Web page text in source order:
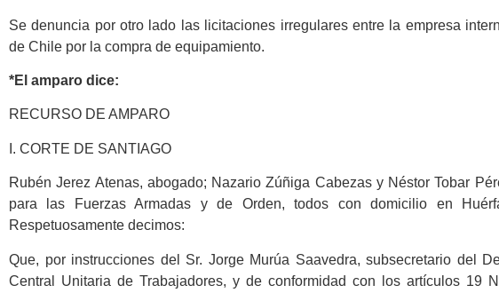
Se denuncia por otro lado las licitaciones irregulares entre la empresa
de Chile por la compra de equipamiento.
*El amparo dice:
RECURSO DE AMPARO
I. CORTE DE SANTIAGO
Rubén Jerez Atenas, abogado; Nazario Zúñiga Cabezas y Néstor Tobar
para las Fuerzas Armadas y de Orden, todos con domicilio en
Respetuosamente decimos:
Que, por instrucciones del Sr. Jorge Murúa Saavedra, subsecretario del
Central Unitaria de Trabajadores, y de conformidad con los artículos 19